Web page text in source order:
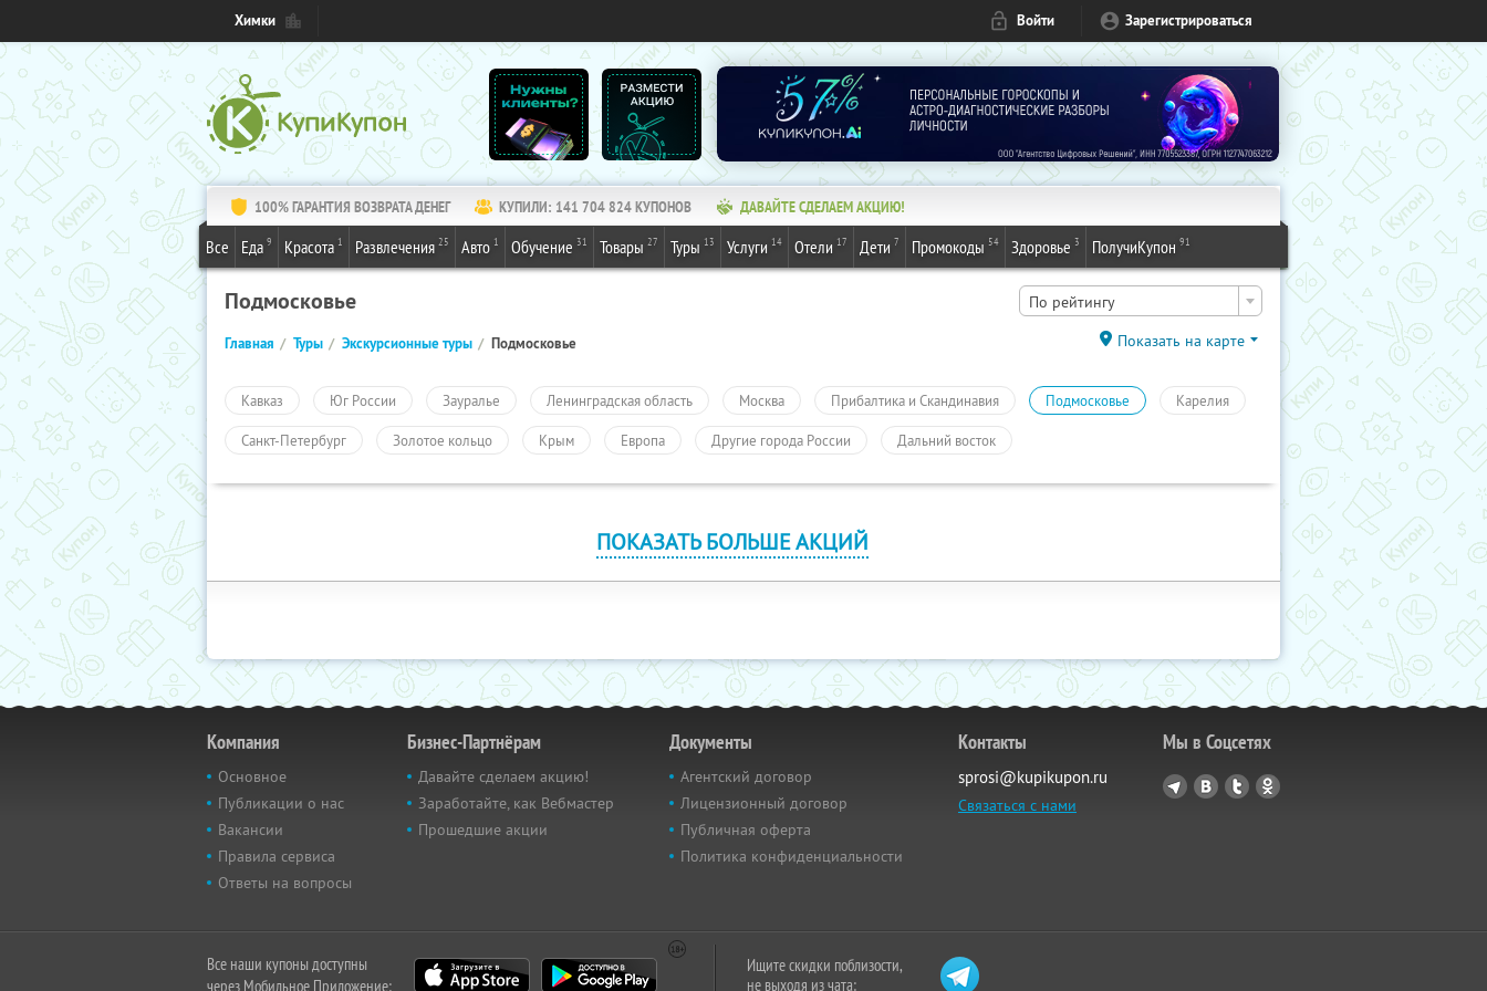
Химки Войти Зарегистрироваться
100% ГАРАНТИЯ ВОЗВРАТА ДЕНЕГ КУПИЛИ: 141 704 824КУПОНОВ ДАВАЙТЕ СДЕЛАЕМ АКЦИЮ!
Все Еда 9 Красота 1 Развлечения 25 Авто 1 Обучение 31 Товары 27 Туры 13 Услуги 14 Отели 17 Дети 7 Промокоды 54 Здоровье 3 ПолучиКупон 91
Подмосковье По рейтингу
Главная Туры Экскурсионные туры Подмосковье Показать на карте
Кавказ Юг России Зауралье Ленинградская область Москва Прибалтика и Скандинавия Подмосковье Карелия
Санкт-Петербург Золотое кольцо Крым Европа Другие города России Дальний восток
ПОКАЗАТЬ БОЛЬШЕ АКЦИЙ
Компания
Основное
Публикации о нас
Вакансии
Правила сервиса
Ответы на вопросы
Бизнес-Партнёрам
Давайте сделаем акцию!
Заработайте, как Вебмастер
Прошедшие акции
Документы
Агентский договор
Лицензионный договор
Публичная оферта
Политика конфиденциальности
Контакты
sprosi@kupikupon.ru
Связаться с нами
Мы в Соцсетях
Все наши купоны доступны
через Мобильное Приложение:
Ищите скидки поблизости,
не выходя из чата: